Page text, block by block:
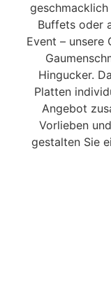
Buffets oder
Event – unsere
Hingucker.
Platten
Angebot
Vorlieben
gestalten Sie